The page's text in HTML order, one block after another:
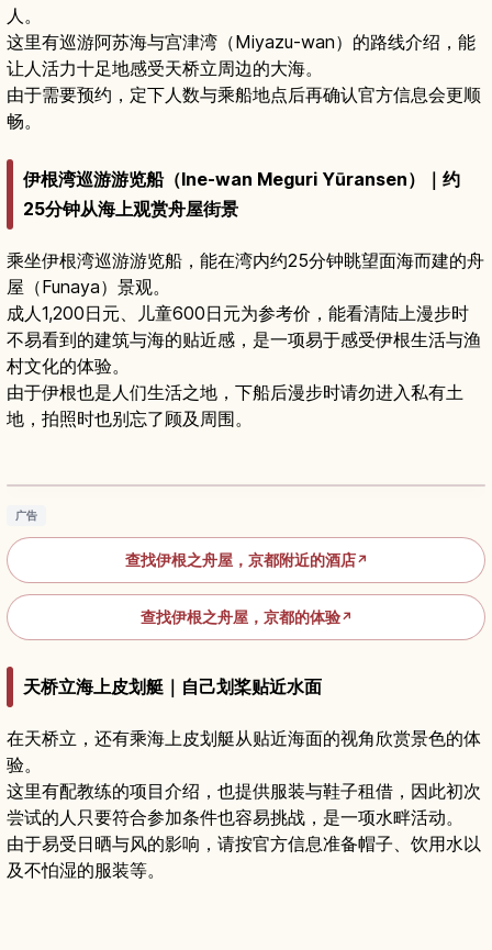
人。
这里有巡游阿苏海与宫津湾（Miyazu-wan）的路线介绍，能
让人活力十足地感受天桥立周边的大海。
由于需要预约，定下人数与乘船地点后再确认官方信息会更顺
畅。
伊根湾巡游游览船（Ine-wan Meguri Yūransen）｜约
25分钟从海上观赏舟屋街景
乘坐伊根湾巡游游览船，能在湾内约25分钟眺望面海而建的舟
屋（Funaya）景观。
成人1,200日元、儿童600日元为参考价，能看清陆上漫步时
不易看到的建筑与海的贴近感，是一项易于感受伊根生活与渔
村文化的体验。
由于伊根也是人们生活之地，下船后漫步时请勿进入私有土
地，拍照时也别忘了顾及周围。
京都伊根舟屋旅游指南｜海上木屋村、游船与住
广告
查找伊根之舟屋，京都附近的酒店↗
查找伊根之舟屋，京都的体验↗
天桥立海上皮划艇｜自己划桨贴近水面
在天桥立，还有乘海上皮划艇从贴近海面的视角欣赏景色的体
验。
这里有配教练的项目介绍，也提供服装与鞋子租借，因此初次
尝试的人只要符合参加条件也容易挑战，是一项水畔活动。
由于易受日晒与风的影响，请按官方信息准备帽子、饮用水以
及不怕湿的服装等。